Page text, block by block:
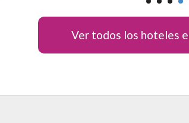
Ver todos los hoteles